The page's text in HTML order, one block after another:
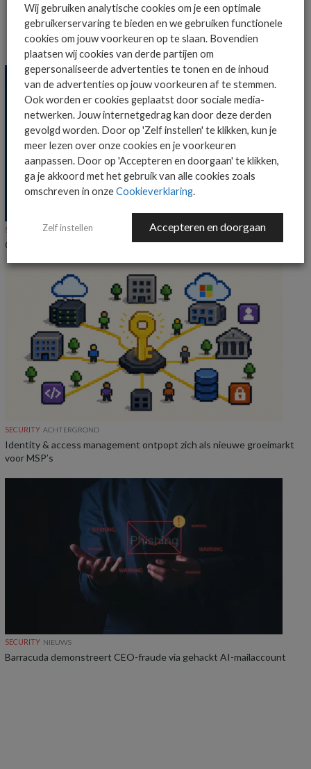
MEER SECURITY NIEUWS
SECURITY NIEUWS
Onderzoek: IT-beslissers vrezen datalekken bij AI-agents
SECURITY ACHTERGROND
Identity & access management ontpopt zich als nieuwe groeimarkt
voor MSP’s
SECURITY NIEUWS
Barracuda demonstreert CEO-fraude via gehackt AI-mailaccount
Wij gebruiken analytische cookies om je een optimale
gebruikerservaring te bieden en we gebruiken functionele
cookies om jouw voorkeuren op te slaan. Bovendien
plaatsen wij cookies van derde partijen om
gepersonaliseerde advertenties te tonen en de inhoud
van de advertenties op jouw voorkeuren af te stemmen.
Ook worden er cookies geplaatst door sociale media-
netwerken. Jouw internetgedrag kan door deze derden
gevolgd worden. Door op 'Zelf instellen' te klikken, kun je
meer lezen over onze cookies en je voorkeuren
aanpassen. Door op 'Accepteren en doorgaan' te klikken,
ga je akkoord met het gebruik van alle cookies zoals
omschreven in onzeCookieverklaring.
Zelf instellen Accepteren en doorgaan